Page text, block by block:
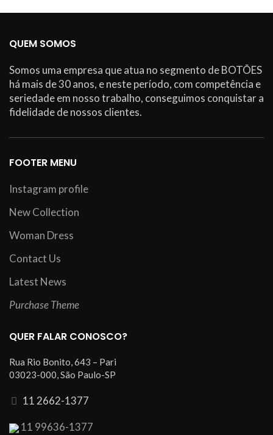
QUEM SOMOS
Somos uma empresa que atua no segmento de BOTÕES
há mais de 30 anos, e neste período, com competência e
seriedade em nosso trabalho, conseguimos conquistar a
fidelidade de nossos clientes.
FOOTER MENU
Instagram profile
New Collection
Woman Dress
Contact Us
Latest News
Purchase Theme
QUER FALAR CONOSCO?
Rua Rio Bonito, 643 – Pari
03023-000, São Paulo-SP
11 2662-1377
11 99636-1377